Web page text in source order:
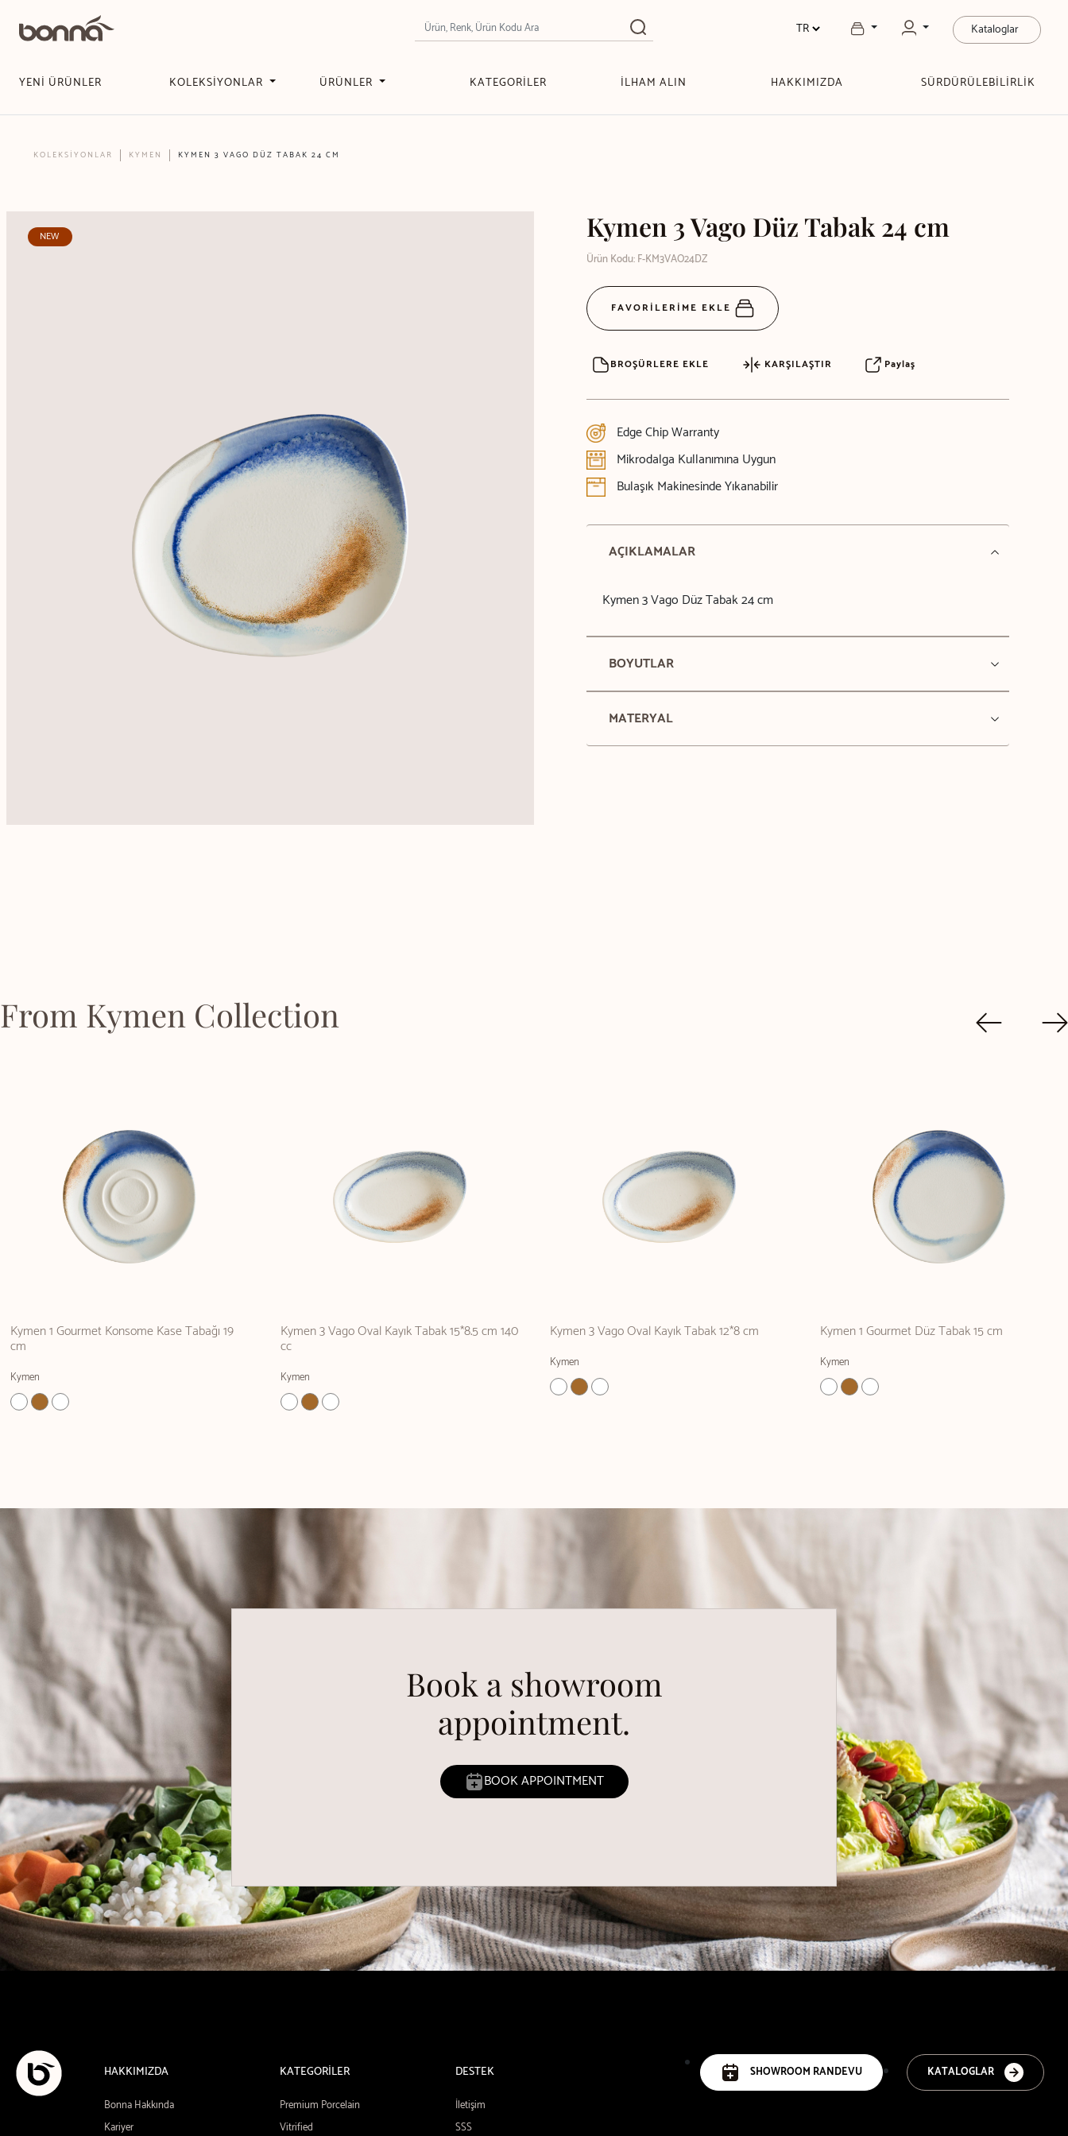
Kataloglar
YENİ ÜRÜNLER KOLEKSİYONLAR ÜRÜNLER KATEGORİLER İLHAM ALIN HAKKIMIZDA SÜRDÜRÜLEBİLİRLİK
KOLEKSİYONLAR KYMEN KYMEN 3 VAGO DÜZ TABAK 24 CM
NEW Kymen 3 Vago Düz Tabak 24 cm
Ürün Kodu: F-KM3VAO24DZ
FAVORİLERİME EKLE
BROŞÜRLERE EKLE KARŞILAŞTIR Paylaş
Edge Chip Warranty
Mikrodalga Kullanımına Uygun
Bulaşık Makinesinde Yıkanabilir
AÇIKLAMALAR
Kymen 3 Vago Düz Tabak 24 cm
BOYUTLAR
MATERYAL
From Kymen Collection
Kymen 1 Gourmet Konsome Kase Tabağı 19
cm
Kymen
Kymen 3 Vago Oval Kayık Tabak 15*8.5 cm 140
cc
Kymen
Kymen 3 Vago Oval Kayık Tabak 12*8 cm
Kymen
Kymen 1 Gourmet Düz Tabak 15 cm
Kymen
Book a showroom
appointment.
BOOK APPOINTMENT
HAKKIMIZDA
Bonna Hakkında
Kariyer
KATEGORİLER
Premium Porcelain
Vitrified
DESTEK
İletişim
SSS
KATALOGLAR
SHOWROOM RANDEVU